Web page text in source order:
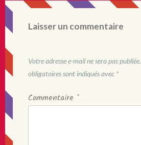
Laisser un commentaire
Votre adresse e-mail ne sera pas publiée.
obligatoires sont indiqués avec *
Commentaire *